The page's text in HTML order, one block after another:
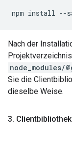
npm install --
Nach der
node_modules/
Sie die
dieselbe Weise.
3.